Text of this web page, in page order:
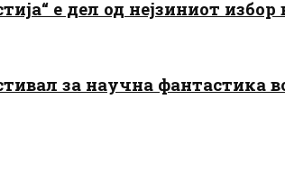
е дел од нејзиниот
за научна фантастика